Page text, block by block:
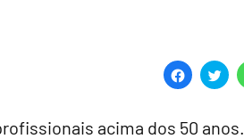
acima dos 50 anos.